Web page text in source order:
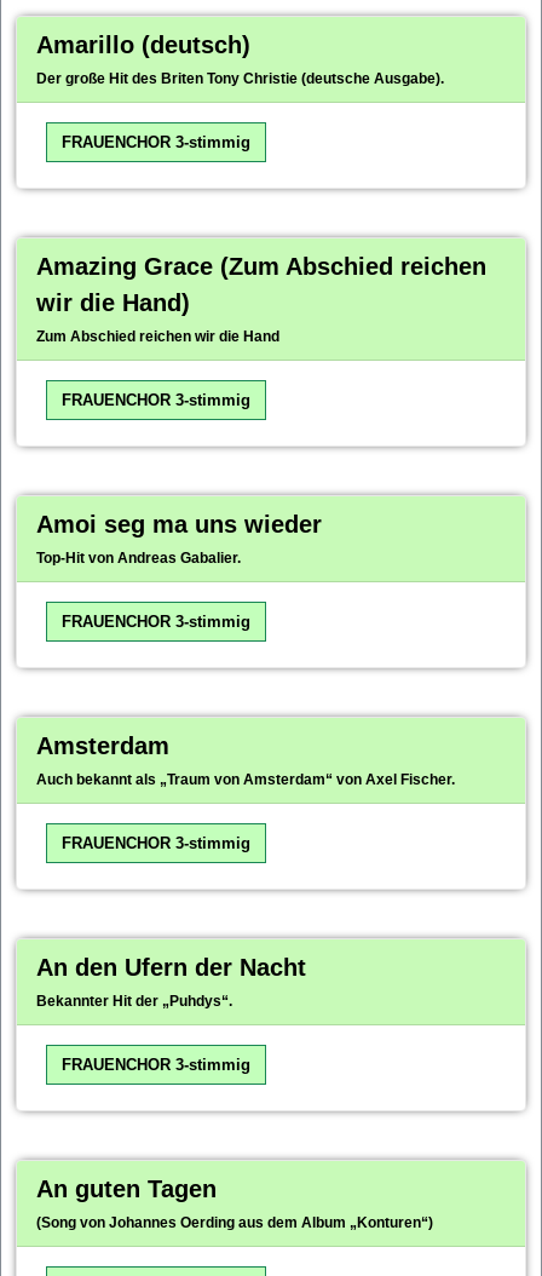
Amarillo (deutsch)
Der große Hit des Briten Tony Christie (deutsche Ausgabe).
FRAUENCHOR 3-stimmig
Amazing Grace (Zum Abschied reichen
wir die Hand)
Zum Abschied reichen wir die Hand
FRAUENCHOR 3-stimmig
Amoi seg ma uns wieder
Top-Hit von Andreas Gabalier.
FRAUENCHOR 3-stimmig
Amsterdam
Auch bekannt als „Traum von Amsterdam“ von Axel Fischer.
FRAUENCHOR 3-stimmig
An den Ufern der Nacht
Bekannter Hit der „Puhdys“.
FRAUENCHOR 3-stimmig
An guten Tagen
(Song von Johannes Oerding aus dem Album „Konturen“)